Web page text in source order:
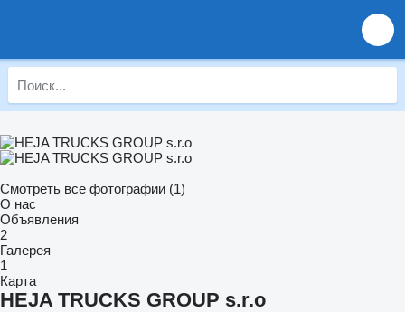
Смотреть все фотографии (1)
О нас
Объявления
2
Галерея
1
Карта
HEJA TRUCKS GROUP s.r.o